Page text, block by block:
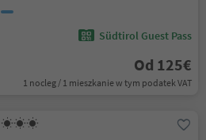
Südtirol Guest Pass
Od 125€
1 nocleg / 1 mieszkanie w tym podatek VAT